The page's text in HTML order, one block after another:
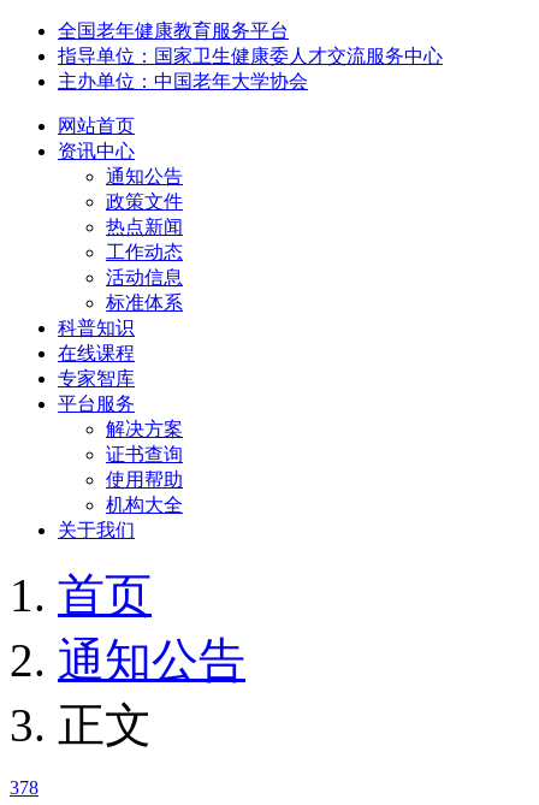
全国老年健康教育服务平台
指导单位：国家卫生健康委人才交流服务中心
主办单位：中国老年大学协会
网站首页
资讯中心
通知公告
政策文件
热点新闻
工作动态
活动信息
标准体系
科普知识
在线课程
专家智库
平台服务
解决方案
证书查询
使用帮助
机构大全
关于我们
首页
通知公告
正文
378